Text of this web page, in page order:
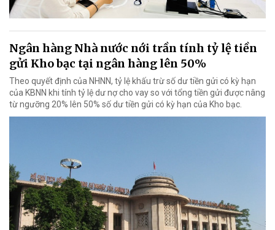
Ngân hàng Nhà nước nới trần tính tỷ lệ tiền
gửi Kho bạc tại ngân hàng lên 50%
Theo quyết định của NHNN, tỷ lệ khấu trừ số dư tiền gửi có kỳ hạn
của KBNN khi tính tỷ lệ dư nợ cho vay so với tổng tiền gửi được nâng
từ ngưỡng 20% lên 50% số dư tiền gửi có kỳ hạn của Kho bạc.